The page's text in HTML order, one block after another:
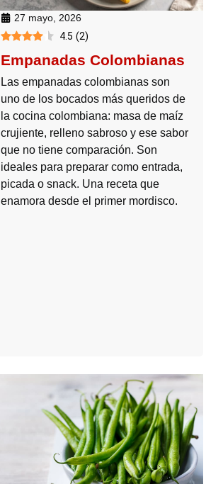
27 mayo, 2026
4.5 (2)
Empanadas Colombianas
Las empanadas colombianas son
uno de los bocados más queridos de
la cocina colombiana: masa de maíz
crujiente, relleno sabroso y ese sabor
que no tiene comparación. Son
ideales para preparar como entrada,
picada o snack. Una receta que
enamora desde el primer mordisco.